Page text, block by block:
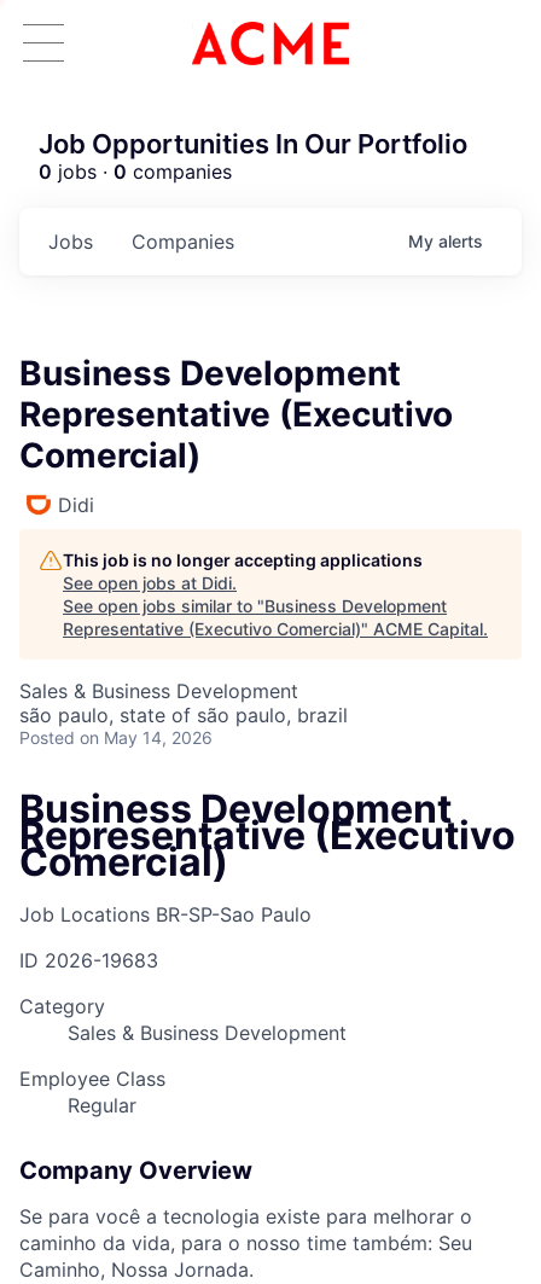
Job Opportunities In Our Portfolio
0 jobs · 0 companies
Jobs Companies My alerts
Business Development
Representative (Executivo
Comercial)
Didi
This job is no longer accepting applications
See open jobs at Didi.
See open jobs similar to "Business Development
Representative (Executivo Comercial)" ACME Capital.
Sales & Business Development
são paulo, state of são paulo, brazil
Posted on May 14, 2026
Business Development
Representative (Executivo
Comercial)
Job Locations BR-SP-Sao Paulo
ID 2026-19683
Category
Sales & Business Development
Employee Class
Regular
Company Overview
Se para você a tecnologia existe para melhorar o
caminho da vida, para o nosso time também: Seu
Caminho, Nossa Jornada.